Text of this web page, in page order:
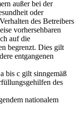
außer bei der
oder
des Betreibers
vorhersehbaren
auf die
begrenzt. Dies gilt
entgangenen
bis c gilt sinngemäß
des
nationalem